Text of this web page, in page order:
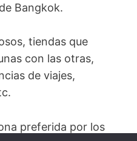
de Bangkok.
tiendas que
con las otras,
de viajes,
preferida por los